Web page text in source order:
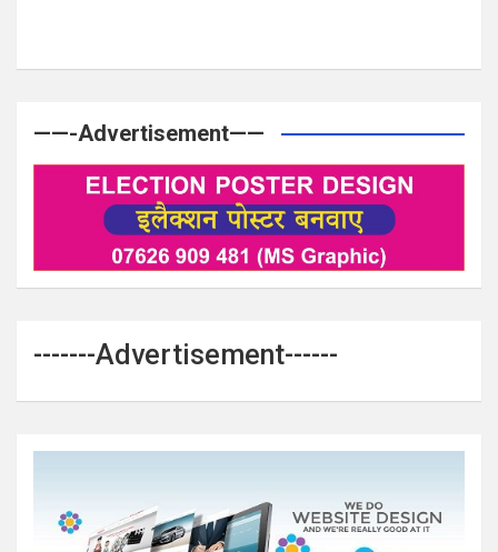
——-Advertisement——
-------Advertisement------